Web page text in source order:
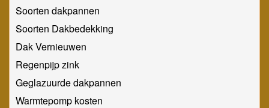
Soorten dakpannen
Soorten Dakbedekking
Dak Vernieuwen
Regenpijp zink
Geglazuurde dakpannen
Warmtepomp kosten